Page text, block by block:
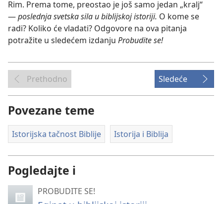
Rim. Prema tome, preostao je još samo jedan „kralj“
—poslednja svetska sila u biblijskoj istoriji. O kome se
radi? Koliko će vladati? Odgovore na ova pitanja
potražite u sledećem izdanju Probudite se!
Prethodno Sledeće
Povezane teme
Istorijska tačnost Biblije Istorija i Biblija
Pogledajte i
PROBUDITE SE!